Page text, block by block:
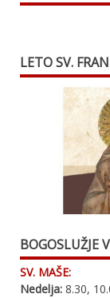
LETO SV.
BOGOSLUŽJE
SV. MAŠE:
Nedelja: 8.30,